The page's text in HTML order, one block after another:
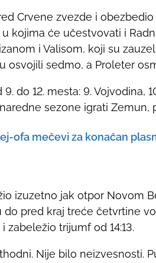
Crvene zvezde i
kojima će učestvovati i
i Valisom, koji su
osvojili sedmo, a Proleter
do 12. mesta: 9. Vojvodina,
sezone igrati Zemun,
ofa mečevi za konačan
izuzetno jak otpor Novom
do pred kraj treće četvrtine
trijumf od 14:13.
Nije bilo neizvesnosti.